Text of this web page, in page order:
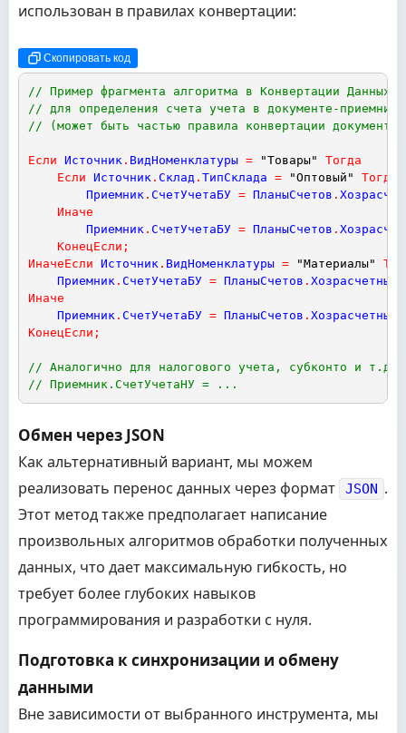
использован в правилах конвертации:
Скопировать код
// Пример фрагмента алгоритма в Конвертации Данных
// для определения счета учета в документе-приемнике
// (может быть частью правила конвертации документа
Если Источник . ВидНоменклатуры = "Товары"
Тогда
Если Источник . Склад . ТипСклада = "Оптовый"
Тогда
Приемник . СчетУчетаБУ = ПланыСчетов .
Иначе
Приемник . СчетУчетаБУ = ПланыСчетов .
КонецЕсли ;
ИначеЕсли Источник . ВидНоменклатуры = "Материалы"
Приемник . СчетУчетаБУ = ПланыСчетов . Хозрасчетный
Иначе
Приемник . СчетУчетаБУ = ПланыСчетов . Хозрасчетный
КонецЕсли ;
// Аналогично для налогового учета, субконто и т.д.
// Приемник.СчетУчетаНУ = ...
Обмен через JSON
Как альтернативный вариант, мы можем
реализовать перенос данных через формат
JSON .
Этот метод также предполагает написание
произвольных алгоритмов обработки полученных
данных, что дает максимальную гибкость, но
требует более глубоких навыков
программирования и разработки с нуля.
Подготовка к синхронизации и обмену
данными
Вне зависимости от выбранного инструмента, мы